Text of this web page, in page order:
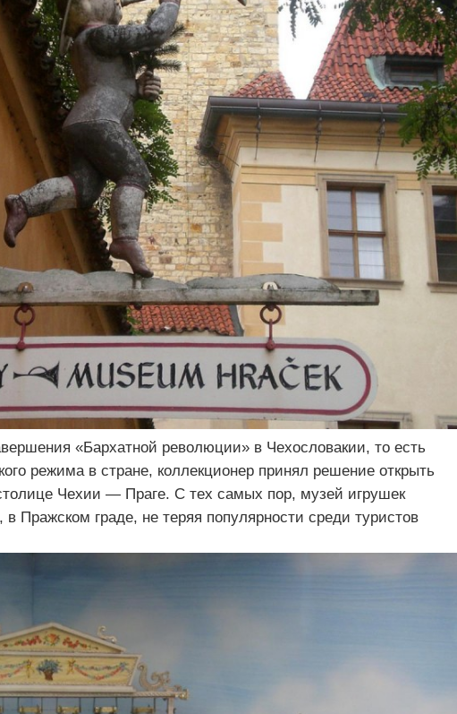
«Бархатной революции» в Чехословакии, то есть
режима в стране, коллекционер принял решение открыть
Чехии — Праге. С тех самых пор, музей игрушек
в Пражском граде, не теряя популярности среди туристов